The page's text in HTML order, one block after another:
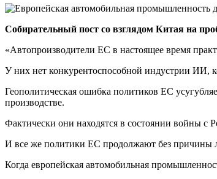
Собирательный пост со взглядом Китая на
«Автопроизводители ЕС в настоящее время
У них нет конкурентоспособной индустрии ИИ,
Геополитическая ошибка политиков ЕС
производстве.
Фактически они находятся в состоянии войны с
И все же политики ЕС продолжают без причины
Когда европейская автомобильная